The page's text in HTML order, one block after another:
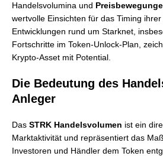
Handelsvolumina und
wertvolle Einsichten für das Timing
Entwicklungen rund um Starknet,
Fortschritte im Token-Unlock-Plan,
Krypto-Asset mit Potential.
Die Bedeutung des
Anleger
Das STRK Handelsvolumen ist ein
Marktaktivität und repräsentiert das
Investoren und Händler dem Token